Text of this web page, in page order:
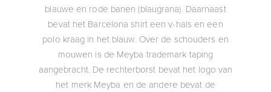
blauwe en rode banen (blaugrana). Daarnaast
bevat het Barcelona shirt een v-hals en een
polo kraag in het blauw. Over de schouders en
mouwen is de Meyba trademark taping
aangebracht. De rechterborst bevat het logo van
het merk Meyba en de andere bevat de